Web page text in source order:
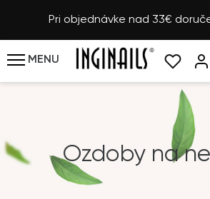
Pri objednávke nad 33€
MENU
Ozdoby na